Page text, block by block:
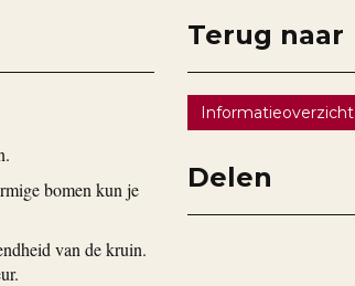
bomen kun je
van de kruin.
Terug naar
Informatieoverzicht
Delen